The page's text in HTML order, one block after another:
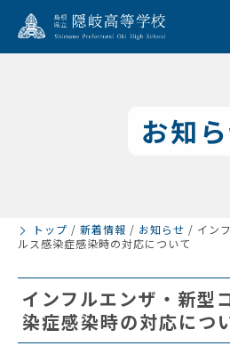
お知
トップ / 新着情報 / お知らせ / イン
ルス感染症感染時の対応について
インフルエンザ・新型
染症感染時の対応につ